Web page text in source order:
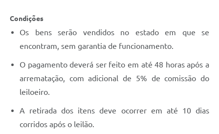
Condições
Os bens serão vendidos no estado em que se
encontram, sem garantia de funcionamento.
O pagamento deverá ser feito em até 48 horas após a
arrematação, com adicional de 5% de comissão do
leiloeiro.
A retirada dos itens deve ocorrer em até 10 dias
corridos após o leilão.